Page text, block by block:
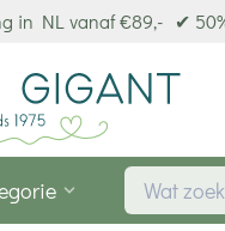
in NL vanaf €89,- ✔